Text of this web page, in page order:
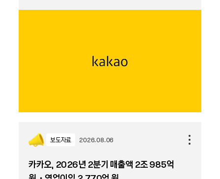
보도자료 2026.08.06
카카오, 2026년 2분기 매출액 2조 985억